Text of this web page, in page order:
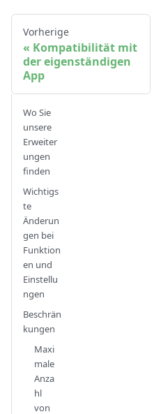
Vorherige
Kompatibilität mit
der eigenständigen
App
Wo Sie
unsere
Erweiter
ungen
finden
Wichtigs
te
Änderun
gen bei
Funktion
en und
Einstellu
ngen
Beschrän
kungen
Maxi
male
Anza
hl
von